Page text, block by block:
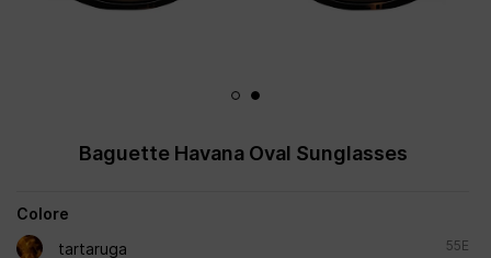
Baguette Havana Oval Sunglasses
Colore
tartaruga
55E